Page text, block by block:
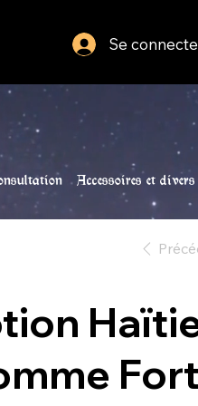
Se
Fort
Accessoires et divers